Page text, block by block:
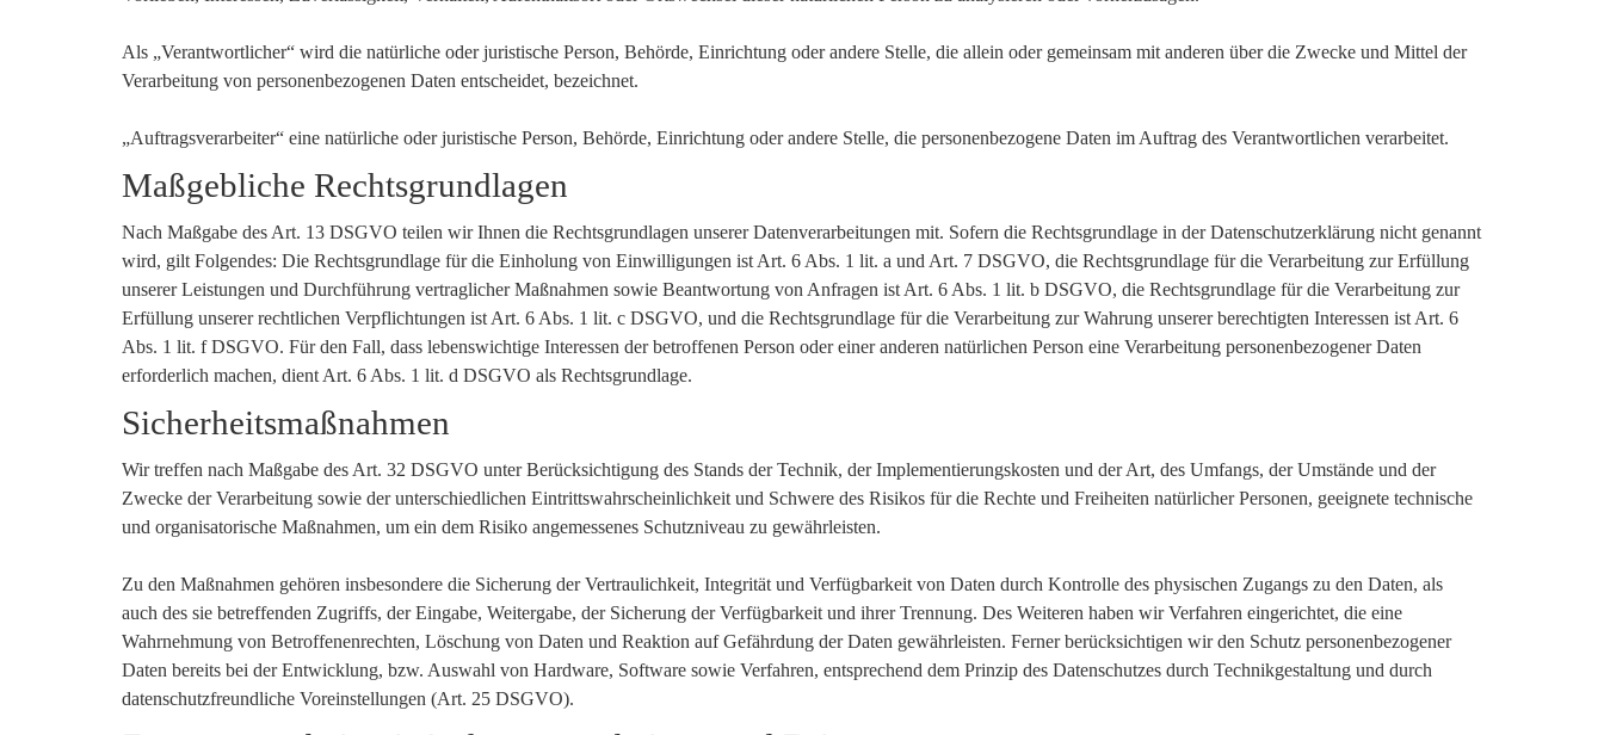
Als „Verantwortlicher“ wird die natürliche oder juristische Person, Behörde, Einrichtung oder andere Stelle, die allein oder gemeinsam mit anderen über die Zwecke und Mittel der
Verarbeitung von personenbezogenen Daten entscheidet, bezeichnet.
„Auftragsverarbeiter“ eine natürliche oder juristische Person, Behörde, Einrichtung oder andere Stelle, die personenbezogene Daten im Auftrag des Verantwortlichen verarbeitet.
Maßgebliche Rechtsgrundlagen
Nach Maßgabe des Art. 13 DSGVO teilen wir Ihnen die Rechtsgrundlagen unserer Datenverarbeitungen mit. Sofern die Rechtsgrundlage in der Datenschutzerklärung nicht genannt
wird, gilt Folgendes: Die Rechtsgrundlage für die Einholung von Einwilligungen ist Art. 6 Abs. 1 lit. a und Art. 7 DSGVO, die Rechtsgrundlage für die Verarbeitung zur Erfüllung
unserer Leistungen und Durchführung vertraglicher Maßnahmen sowie Beantwortung von Anfragen ist Art. 6 Abs. 1 lit. b DSGVO, die Rechtsgrundlage für die Verarbeitung zur
Erfüllung unserer rechtlichen Verpflichtungen ist Art. 6 Abs. 1 lit. c DSGVO, und die Rechtsgrundlage für die Verarbeitung zur Wahrung unserer berechtigten Interessen ist Art. 6
Abs. 1 lit. f DSGVO. Für den Fall, dass lebenswichtige Interessen der betroffenen Person oder einer anderen natürlichen Person eine Verarbeitung personenbezogener Daten
erforderlich machen, dient Art. 6 Abs. 1 lit. d DSGVO als Rechtsgrundlage.
Sicherheitsmaßnahmen
Wir treffen nach Maßgabe des Art. 32 DSGVO unter Berücksichtigung des Stands der Technik, der Implementierungskosten und der Art, des Umfangs, der Umstände und der
Zwecke der Verarbeitung sowie der unterschiedlichen Eintrittswahrscheinlichkeit und Schwere des Risikos für die Rechte und Freiheiten natürlicher Personen, geeignete technische
und organisatorische Maßnahmen, um ein dem Risiko angemessenes Schutzniveau zu gewährleisten.
Zu den Maßnahmen gehören insbesondere die Sicherung der Vertraulichkeit, Integrität und Verfügbarkeit von Daten durch Kontrolle des physischen Zugangs zu den Daten, als
auch des sie betreffenden Zugriffs, der Eingabe, Weitergabe, der Sicherung der Verfügbarkeit und ihrer Trennung. Des Weiteren haben wir Verfahren eingerichtet, die eine
Wahrnehmung von Betroffenenrechten, Löschung von Daten und Reaktion auf Gefährdung der Daten gewährleisten. Ferner berücksichtigen wir den Schutz personenbezogener
Daten bereits bei der Entwicklung, bzw. Auswahl von Hardware, Software sowie Verfahren, entsprechend dem Prinzip des Datenschutzes durch Technikgestaltung und durch
datenschutzfreundliche Voreinstellungen (Art. 25 DSGVO).